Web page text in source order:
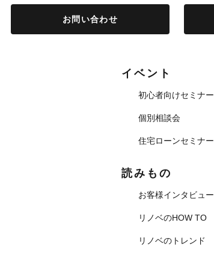
お問い合わせ
イベント
初心者向けセミナー
個別相談会
住宅ローンセミナー
読みもの
お客様インタビュー
リノベのHOW TO
リノベのトレンド